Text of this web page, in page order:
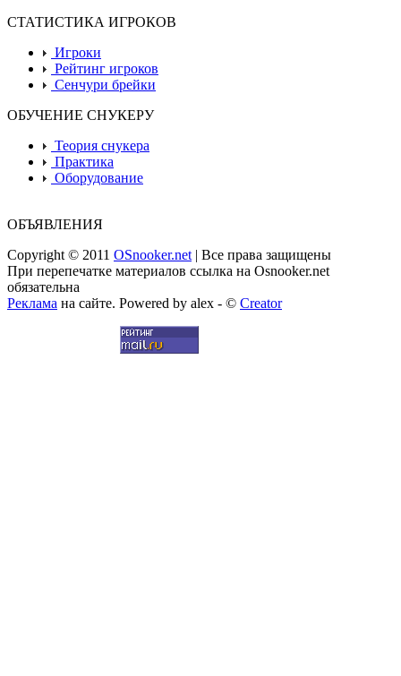
СТАТИСТИКА ИГРОКОВ
Игроки
Рейтинг игроков
Сенчури брейки
ОБУЧЕНИЕ СНУКЕРУ
Теория снукера
Практика
Оборудование
ОБЪЯВЛЕНИЯ
Copyright © 2011 OSnooker.net | Все права защищены
При перепечатке материалов ссылка на Osnooker.net
обязательна
Реклама на сайте. Powered by alex - © Creator